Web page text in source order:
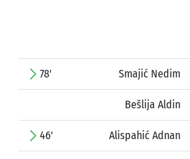
78' Smajić Nedim
Bešlija Aldin
46' Alispahić Adnan